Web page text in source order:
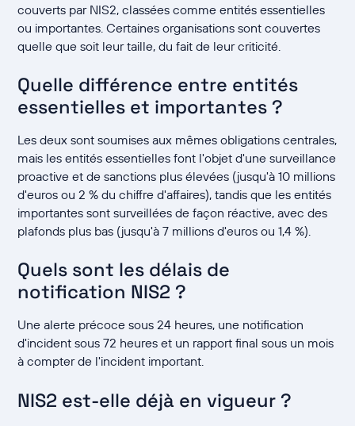
couverts par NIS2, classées comme entités essentielles
ou importantes. Certaines organisations sont couvertes
quelle que soit leur taille, du fait de leur criticité.
Quelle différence entre entités
essentielles et importantes ?
Les deux sont soumises aux mêmes obligations centrales,
mais les entités essentielles font l'objet d'une surveillance
proactive et de sanctions plus élevées (jusqu'à 10 millions
d'euros ou 2 % du chiffre d'affaires), tandis que les entités
importantes sont surveillées de façon réactive, avec des
plafonds plus bas (jusqu'à 7 millions d'euros ou 1,4 %).
Quels sont les délais de
notification NIS2 ?
Une alerte précoce sous 24 heures, une notification
d'incident sous 72 heures et un rapport final sous un mois
à compter de l'incident important.
NIS2 est-elle déjà en vigueur ?